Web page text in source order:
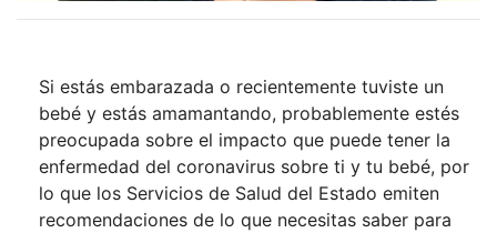
Si estás embarazada o recientemente tuviste un
bebé y estás amamantando, probablemente estés
preocupada sobre el impacto que puede tener la
enfermedad del coronavirus sobre ti y tu bebé, por
lo que los Servicios de Salud del Estado emiten
recomendaciones de lo que necesitas saber para